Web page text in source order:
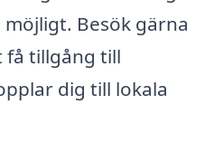
Besök gärna
tillgång till
dig till lokala